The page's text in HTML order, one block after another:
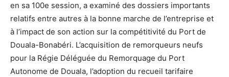
en sa 100e session, a examiné des dossiers importants
relatifs entre autres à la bonne marche de l’entreprise et
à l’impact de son action sur la compétitivité du Port de
Douala-Bonabéri. L’acquisition de remorqueurs neufs
pour la Régie Déléguée du Remorquage du Port
Autonome de Douala, l’adoption du recueil tarifaire